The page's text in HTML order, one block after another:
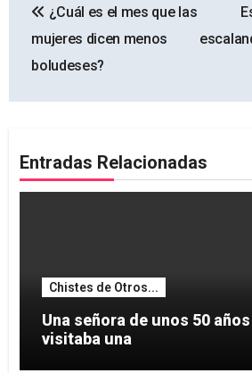
de
entradas
¿Cuál es el mes que las
mujeres dicen menos
boludeses?
Entradas Relacionadas
Chistes de Otros...
Una señora de unos 50
visitaba una